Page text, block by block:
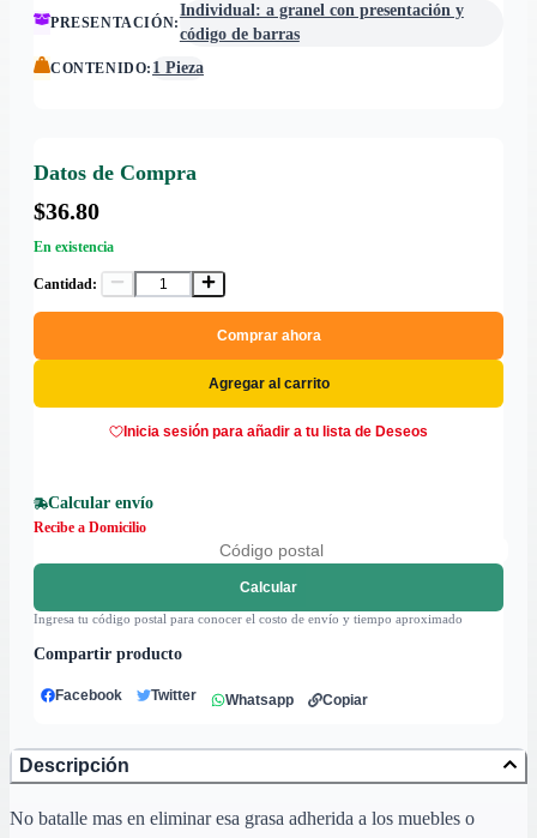
PRESENTACIÓN:
Individual: a granel con presentación y
código de barras
CONTENIDO: 1 Pieza
Datos de Compra
$36.80
En existencia
Cantidad:
Comprar ahora
Agregar al carrito
Inicia sesión para añadir a tu lista de Deseos
Calcular envío
Recibe a Domicilio
Calcular
Ingresa tu código postal para conocer el costo de envío y tiempo aproximado
Compartir producto
Facebook Twitter Whatsapp Copiar
Descripción
No batalle mas en eliminar esa grasa adherida a los muebles o